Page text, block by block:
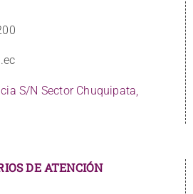
S/N Sector Chuquipata,
DE ATENCIÓN